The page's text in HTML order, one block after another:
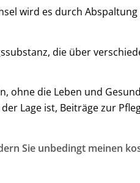
wird es durch
die über
die Leben und
Lage ist, Beiträge zur
Sie unbedingt meinen